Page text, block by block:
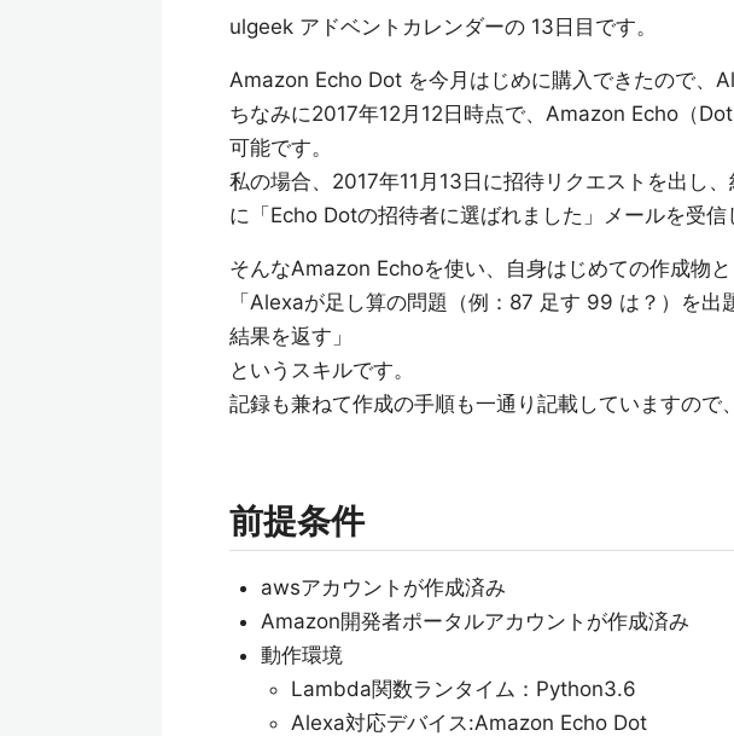
ulgeek アドベントカレンダーの 13日目です。
Amazon Echo Dot を今月はじめに購入できたので、
ちなみに2017年12月12日時点で、Amazon Echo（
可能です。
私の場合、2017年11月13日に招待リクエストを出し
に「Echo Dotの招待者に選ばれました」メールを受信
そんなAmazon Echoを使い、自身はじめての作成物
「Alexaが足し算の問題（例：87 足す 99 は？）を
結果を返す」
というスキルです。
記録も兼ねて作成の手順も一通り記載していますので
前提条件
awsアカウントが作成済み
Amazon開発者ポータルアカウントが作成済み
動作環境
Lambda関数ランタイム：Python3.6
Alexa対応デバイス:Amazon Echo Dot